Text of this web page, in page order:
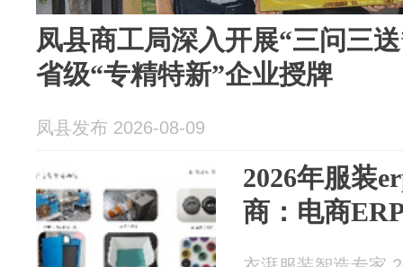
凤县商工局深入开展“三问三
省级“专精特新”企业授牌
凤县发布 2026-08-09
2026年服装
商：电商